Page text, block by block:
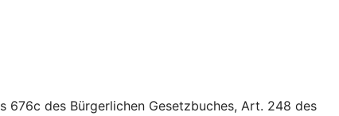
des Bürgerlichen Gesetzbuches, Art. 248 des